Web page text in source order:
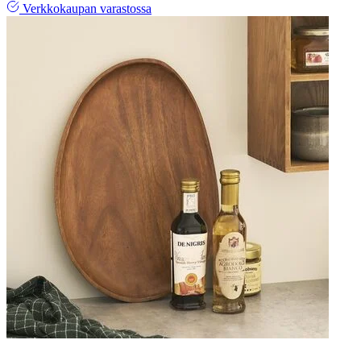
Verkkokaupan varastossa